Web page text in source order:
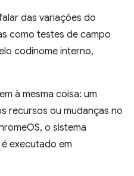
das variações do
como testes de campo
codinome interno,
à mesma coisa: um
recursos ou mudanças no
o sistema
executado em